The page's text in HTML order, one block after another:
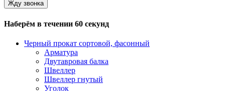
Наберём в течении 60 секунд
Черный прокат сортовой, фасонный
Арматура
Двутавровая балка
Швеллер
Швеллер гнутый
Уголок